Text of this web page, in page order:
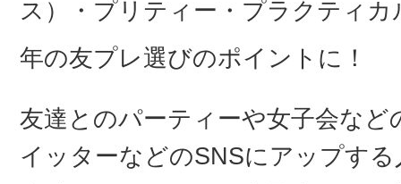
ス）・プリティー・プラクティカ
年の友プレ選びのポイントに！
友達とのパーティーや女子会な
イッターなどのSNSにアップす